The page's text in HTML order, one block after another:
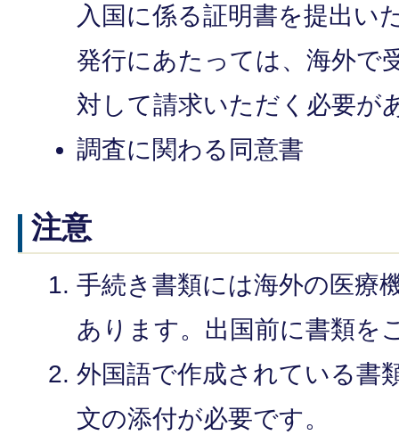
入国に係る証明書を提出い
発行にあたっては、海外で
対して請求いただく必要が
調査に関わる同意書
注意
手続き書類には海外の医療
あります。出国前に書類を
外国語で作成されている書
文の添付が必要です。